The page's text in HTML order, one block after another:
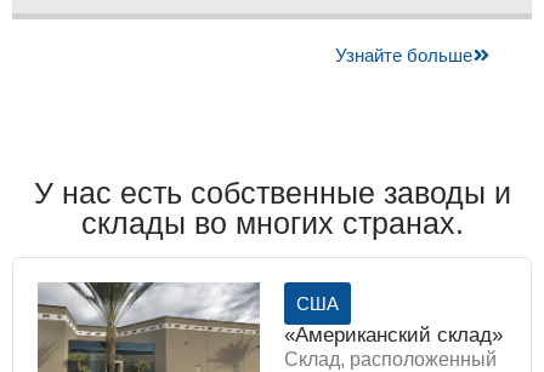
Узнайте больше
У нас есть собственные заводы и
склады во многих странах.
США
«Американский склад»
Склад, расположенный